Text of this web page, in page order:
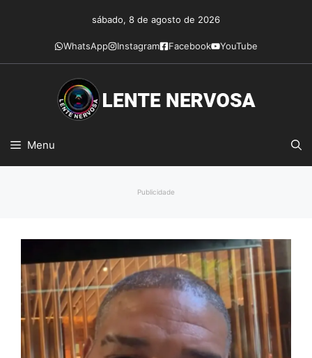
conteúdo
sábado, 8 de agosto de 2026
WhatsApp Instagram Facebook YouTube
Menu
Publicidade